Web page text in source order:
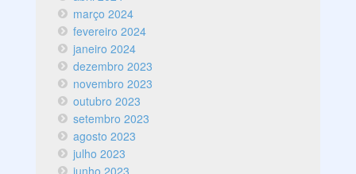
março 2024
fevereiro 2024
janeiro 2024
dezembro 2023
novembro 2023
outubro 2023
setembro 2023
agosto 2023
julho 2023